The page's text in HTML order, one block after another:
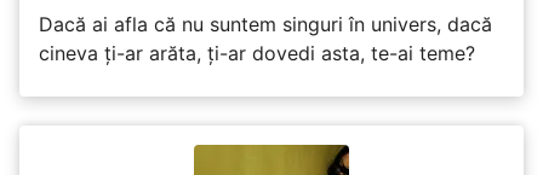
Dacă ai afla că nu suntem singuri în univers, dacă
cineva ți-ar arăta, ți-ar dovedi asta, te-ai teme?